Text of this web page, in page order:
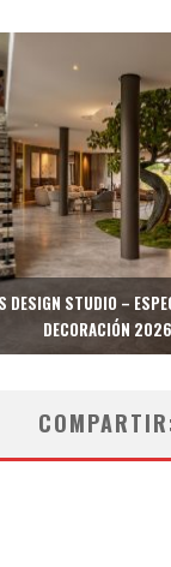
DESIGN STUDIO –
DECORACIÓN 2026